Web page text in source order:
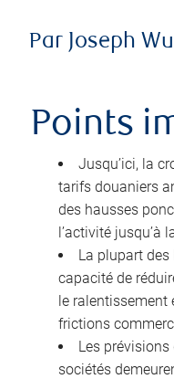
Par Joseph
Points
Jusqu’ici, la
tarifs douaniers
des hausses
l’activité jusqu’à
La plupart
capacité de
le ralentissement
frictions
Les
sociétés